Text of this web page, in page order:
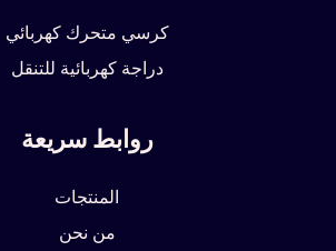
كرسي متحرك كهربائي
دراجة كهربائية للتنقل
روابط سريعة
المنتجات
من نحن